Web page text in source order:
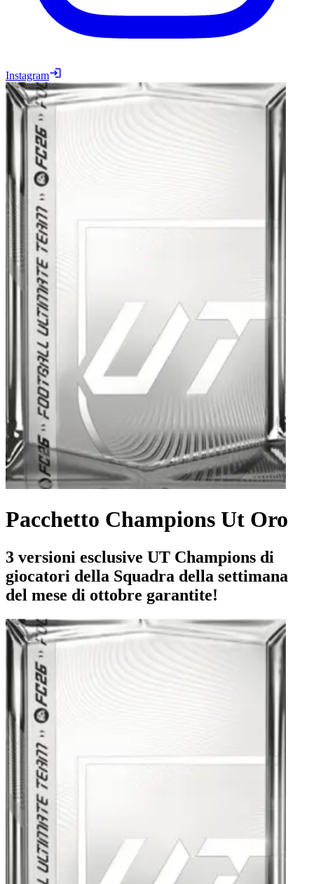
Instagram
Pacchetto Champions Ut Oro
3 versioni esclusive UT Champions di
giocatori della Squadra della settimana
del mese di ottobre garantite!